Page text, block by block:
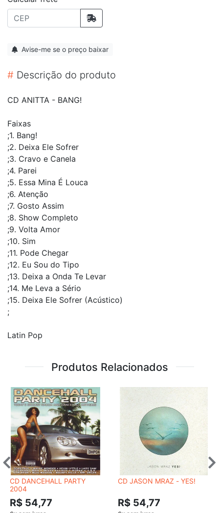
Avise-me se o preço baixar
# Descrição do produto
CD ANITTA - BANG!
Faixas
;1. Bang!
;2. Deixa Ele Sofrer
;3. Cravo e Canela
;4. Parei
;5. Essa Mina É Louca
;6. Atenção
;7. Gosto Assim
;8. Show Completo
;9. Volta Amor
;10. Sim
;11. Pode Chegar
;12. Eu Sou do Tipo
;13. Deixa a Onda Te Levar
;14. Me Leva a Sério
;15. Deixa Ele Sofrer (Acústico)
;
Latin Pop
Produtos Relacionados
CD DANCEHALL PARTY
2004
R$ 54,77
CD JASON MRAZ - YES!
R$ 54,77